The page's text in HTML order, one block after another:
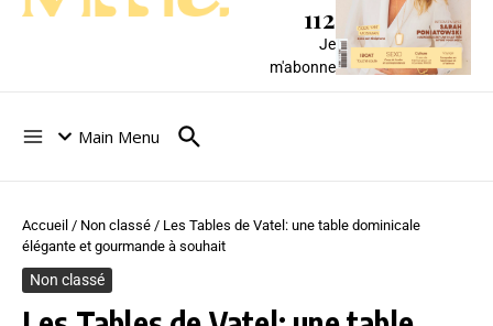
112
Je
m'abonne
Main Menu
Accueil / Non classé / Les Tables de Vatel: une table dominicale
élégante et gourmande à souhait
Non classé